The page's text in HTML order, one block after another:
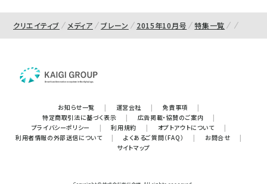
クリエイティブ メディア ブレーン 2015年10月号 特集一覧
お知らせ一覧 | 運営会社 | 免責事項
|
特定商取引法に基づく表示
| 広告掲載・協賛のご案内
|
プライバシーポリシー
| 利用規約 | オプトアウトについて
|
利用者情報の外部送信について
| よくあるご質問（FAQ） | お問合せ
|
サイトマップ